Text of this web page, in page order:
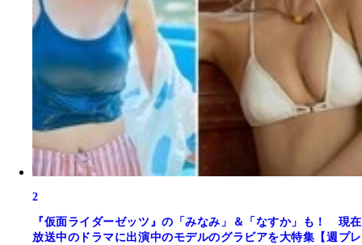
2
『仮面ライダーゼッツ』の「みなみ」＆「なすか」も！ 現在
放送中のドラマに出演中のモデルのグラビアを大特集【週プレ